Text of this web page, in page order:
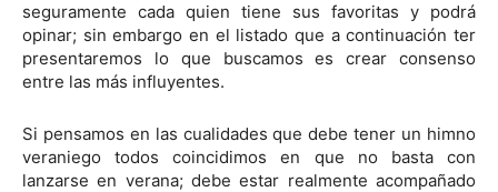
seguramente cada quien tiene sus favoritas y podrá
opinar; sin embargo en el listado que a continuación ter
presentaremos lo que buscamos es crear consenso
entre las más influyentes.
Si pensamos en las cualidades que debe tener un himno
veraniego todos coincidimos en que no basta con
lanzarse en verana; debe estar realmente acompañado